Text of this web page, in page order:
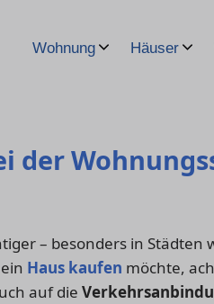
Wohnung Häuser
der
– besonders in Städten
Haus kaufen möchte,
auf die